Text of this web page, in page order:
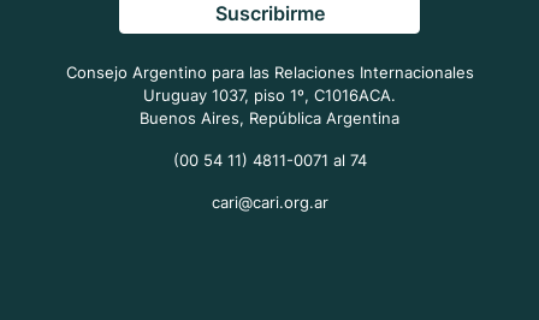
Consejo Argentino para las Relaciones Internacionales
Uruguay 1037, piso 1º, C1016ACA.
Buenos Aires, República Argentina
(00 54 11) 4811-0071 al 74
cari@cari.org.ar
Suscribirme